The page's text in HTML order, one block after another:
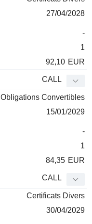
27/04/2028
-
1
92,10 EUR
CALL
Obligations Convertibles
15/01/2029
-
1
84,35 EUR
CALL
Certificats Divers
30/04/2029